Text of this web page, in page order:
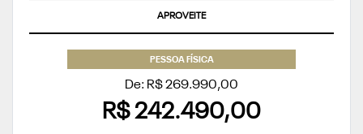
APROVEITE
PESSOA FÍSICA
De: R$ 269.990,00
R$ 242.490,00